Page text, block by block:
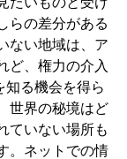
らの差分がある
ない地域は、ア
ど、権力の介入
知る機会を得ら
世界の秘境はど
ていない場所も
。ネットでの情